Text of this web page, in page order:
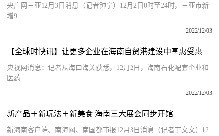
央广网三亚12月3日消息（记者钟宁）12月2日0时至24时，三亚市新
增9...
2022/12/03
【全球时快讯】让更多企业在海南自贸港建设中享惠受惠
央视网消息：记者从海口海关获悉，12月2日，海南石化配套企业和
医药...
2022/12/03
新产品＋新玩法＋新美食 海南三大展会同步开馆
新海南客户端、南海网、南国都市报12月3日消息（记者丁文文）12